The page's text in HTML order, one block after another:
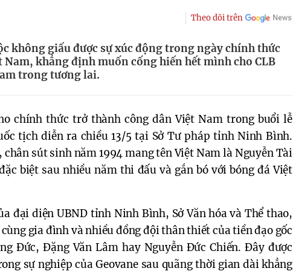
Theo dõi trên
không giấu được sự xúc động trong ngày chính thức
khẳng định muốn cống hiến hết mình cho CLB
trong tương lai.
chính thức trở thành công dân Việt Nam trong buổi lễ
tịch diễn ra chiều 13/5 tại Sở Tư pháp tỉnh Ninh Bình.
sút sinh năm 1994 mang tên Việt Nam là Nguyễn Tài
biệt sau nhiều năm thi đấu và gắn bó với bóng đá Việt
đại diện UBND tỉnh Ninh Bình, Sở Văn hóa và Thể thao,
gia đình và nhiều đồng đội thân thiết của tiền đạo gốc
Đức, Đặng Văn Lâm hay Nguyễn Đức Chiến. Đây được
sự nghiệp của Geovane sau quãng thời gian dài khẳng